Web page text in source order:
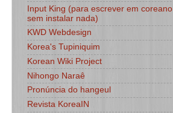
Input King (para escrever em coreano
sem instalar nada)
KWD Webdesign
Korea's Tupiniquim
Korean Wiki Project
Nihongo Naraê
Pronúncia do hangeul
Revista KoreaIN